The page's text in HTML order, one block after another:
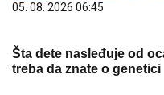
05. 08. 2026 06:45
Šta dete nasleđuje od
treba da znate o genetici